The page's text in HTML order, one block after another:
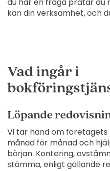
du har en fråga pratar du
kan din verksamhet, och
Vad ingår i
Löpande
Vi tar hand om företagets
månad för månad och
början. Kontering,
stämma, enligt gällande